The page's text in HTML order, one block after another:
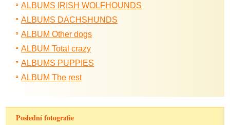
ALBUMS IRISH WOLFHOUNDS
ALBUMS DACHSHUNDS
ALBUM Other dogs
ALBUM Total crazy
ALBUMS PUPPIES
ALBUM The rest
Poslední fotografie